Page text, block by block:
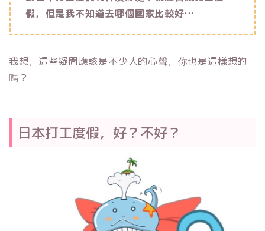
假，但是我不知道去哪個國家比較好…
我想，這些疑問應該是不少人的心聲，你也是這樣想的
嗎？
日本打工度假，好？不好？